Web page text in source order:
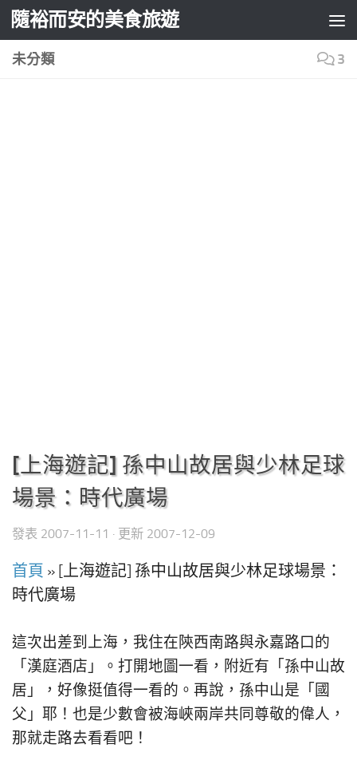
Skip to content
隨裕而安的美食旅遊
未分類 3
[上海遊記] 孫中山故居與少林足球
場景：時代廣場
發表 2007-11-11 · 更新 2007-12-09
首頁 » [上海遊記] 孫中山故居與少林足球場景：
時代廣場
這次出差到上海，我住在陝西南路與永嘉路口的
「漢庭酒店」。打開地圖一看，附近有「孫中山故
居」，好像挺值得一看的。再說，孫中山是「國
父」耶！也是少數會被海峽兩岸共同尊敬的偉人，
那就走路去看看吧！